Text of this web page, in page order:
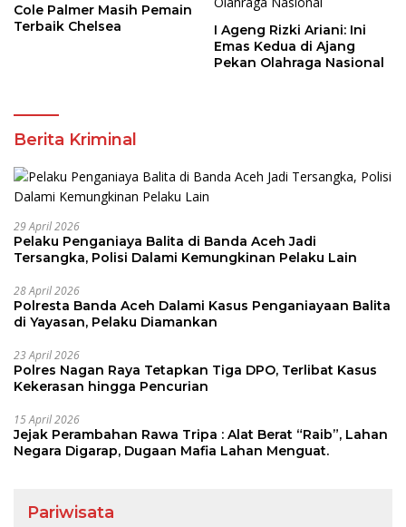
Cole Palmer Masih Pemain
Terbaik Chelsea
I Ageng Rizki Ariani: Ini
Emas Kedua di Ajang
Pekan Olahraga Nasional
Berita Kriminal
29 April 2026
Pelaku Penganiaya Balita di Banda Aceh Jadi
Tersangka, Polisi Dalami Kemungkinan Pelaku Lain
28 April 2026
Polresta Banda Aceh Dalami Kasus Penganiayaan Balita
di Yayasan, Pelaku Diamankan
23 April 2026
Polres Nagan Raya Tetapkan Tiga DPO, Terlibat Kasus
Kekerasan hingga Pencurian
15 April 2026
Jejak Perambahan Rawa Tripa : Alat Berat “Raib”, Lahan
Negara Digarap, Dugaan Mafia Lahan Menguat.
Pariwisata